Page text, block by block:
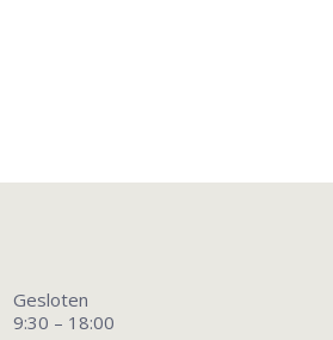
Gesloten
9:30 – 18:00